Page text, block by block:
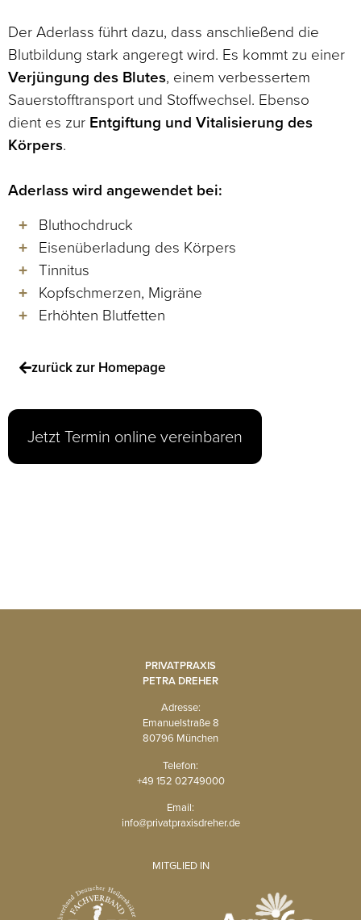
Der Aderlass führt dazu, dass anschließend die
Blutbildung stark angeregt wird. Es kommt zu einer
Verjüngung des Blutes, einem verbessertem
Sauerstofftransport und Stoffwechsel. Ebenso
dient es zur Entgiftung und Vitalisierung des
Körpers.
Aderlass wird angewendet bei:
Bluthochdruck
Eisenüberladung des Körpers
Tinnitus
Kopfschmerzen, Migräne
Erhöhten Blutfetten
zurück zur Homepage
Jetzt Termin online vereinbaren
PRIVATPRAXIS
PETRA DREHER
Adresse:
Emanuelstraße 8
80796 München
Telefon:
+49 152 02749000
Email:
info@privatpraxisdreher.de
MITGLIED IN